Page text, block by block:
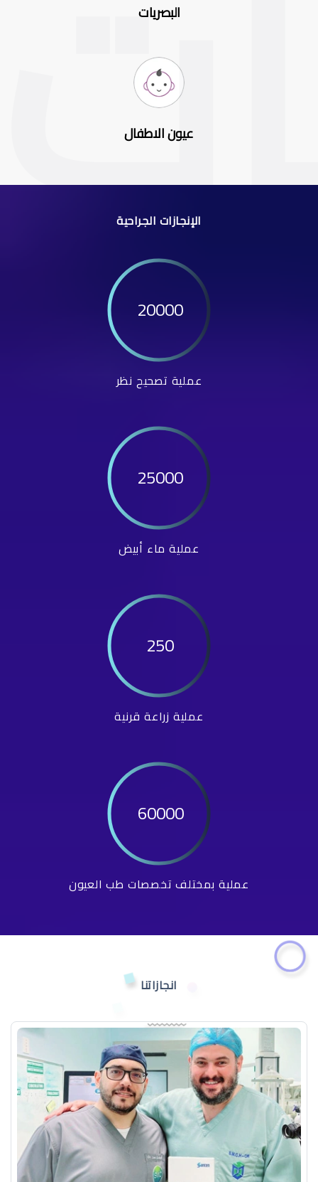
البصريات
عيون الاطفال
الإنجازات الجراحية
20000
عملية تصحيح نظر
25000
عملية ماء أبيض
250
عملية زراعة قرنية
60000
عملية بمختلف تخصصات طب العيون
انجازاتنا